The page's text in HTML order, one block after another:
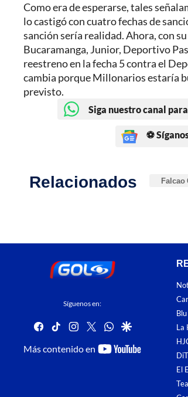
Como era de esperarse, tales
lo castigó con cuatro fechas de
sanción sería realidad. Ahora, con
Bucaramanga, Junior, Deportivo
reestreno en la fecha 5 contra el
cambia porque Millonarios estaría
previsto.
Siga nuestro canal
⚽
Relacionados Falcao
Síguenos en:
facebook
tiktokinstagram
twitterwhatsapp
google
Más contenido en
youtube-
La
El